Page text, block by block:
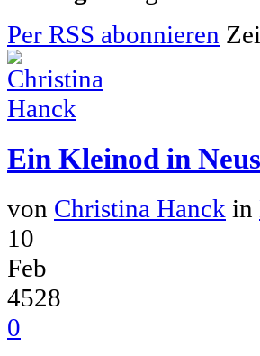
Per RSS abonnieren
Ein Kleinod in
von Christina Hanck in
10
Feb
4528
0